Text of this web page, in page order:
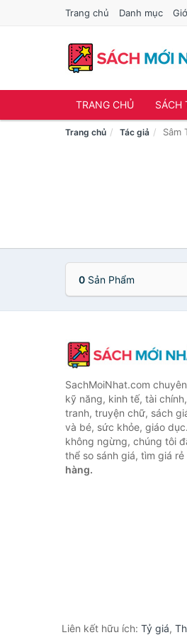
Trang chủ Danh mục
TRANG CHỦ SÁCH
Trang chủ Tác giả Sâm
0 Sản Phẩm
SachMoiNhat.com
kỹ năng, kinh tế, tài
tranh, truyện chữ, sách
và bé, sức khỏe, giáo
không ngừng, chúng tôi
thể so sánh giá, tìm giá
hàng.
Liên kết hữu ích: Tỷ giá,